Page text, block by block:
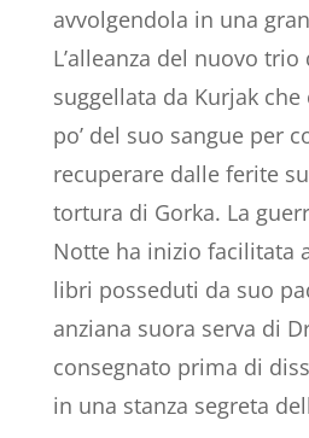
avvolgendola in una
L’alleanza del nuovo
suggellata da Kurjak
po’ del suo sangue per
recuperare dalle ferite
tortura di Gorka. La
Notte ha inizio facilitata
libri posseduti da suo
anziana suora serva di
consegnato prima di
in una stanza segreta